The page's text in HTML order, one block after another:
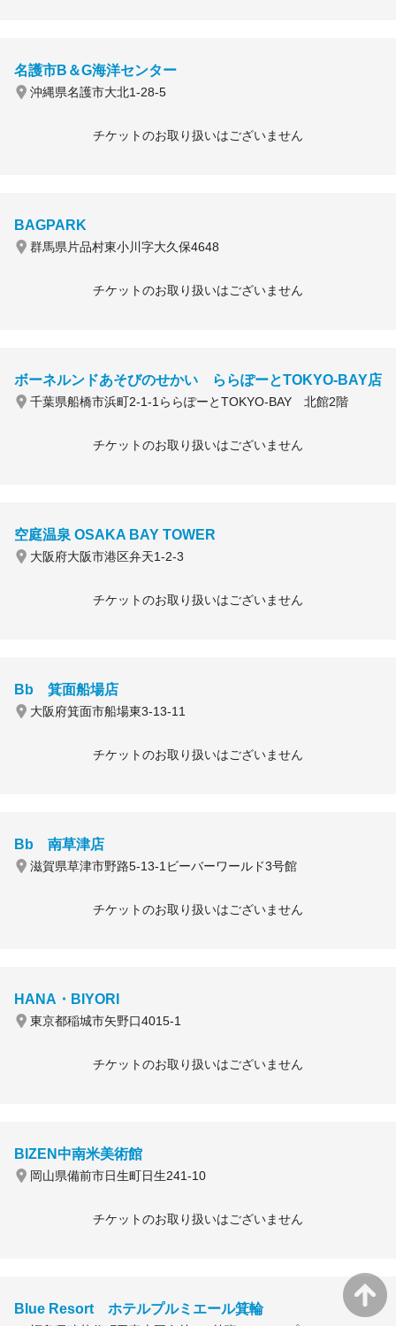
名護市B＆G海洋センター
沖縄県名護市大北1-28-5
チケットのお取り扱いはございません
BAGPARK
群馬県片品村東小川字大久保4648
チケットのお取り扱いはございません
ボーネルンドあそびのせかい ららぽーとTOKYO-BAY店
千葉県船橋市浜町2-1-1ららぽーとTOKYO-BAY 北館2階
チケットのお取り扱いはございません
空庭温泉 OSAKA BAY TOWER
大阪府大阪市港区弁天1-2-3
チケットのお取り扱いはございません
Bb 箕面船場店
大阪府箕面市船場東3-13-11
チケットのお取り扱いはございません
Bb 南草津店
滋賀県草津市野路5-13-1ビーバーワールド3号館
チケットのお取り扱いはございません
HANA・BIYORI
東京都稲城市矢野口4015-1
チケットのお取り扱いはございません
BIZEN中南米美術館
岡山県備前市日生町日生241-10
チケットのお取り扱いはございません
Blue Resort ホテルプルミエール箕輪